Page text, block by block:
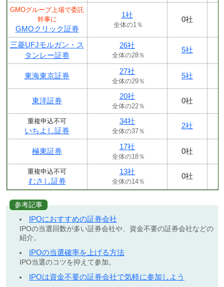
GMOグループ上場で委託
幹事に
GMOクリック証券
1社
全体の1％
0社
三菱UFJモルガン・ス
タンレー証券
26社
全体の28％
5社
東海東京証券
27社
全体の29％
5社
東洋証券
20社
全体の22％
0社
重複申込不可
いちよし証券
34社
全体の37％
2社
極東証券
17社
全体の18％
0社
重複申込不可
むさし証券
13社
全体の14％
0社
参考記事
IPOにおすすめの証券会社
IPOの当選回数が多い証券会社や、資金不要の証券会社などの
紹介。
IPOの当選確率を上げる方法
IPO当選のコツを抑えて参加。
IPOは資金不要の証券会社で気軽に参加しよう